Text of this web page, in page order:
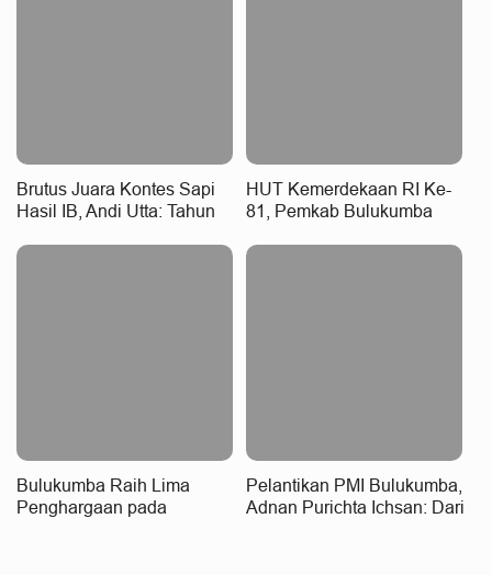
Brutus Juara Kontes Sapi
Hasil IB, Andi Utta: Tahun
Lebih Besar
HUT Kemerdekaan RI Ke-
81, Pemkab Bulukumba
Tradisional hingga Olahraga
Bulukumba Raih Lima
Penghargaan pada
Pelantikan PMI Bulukumba,
Adnan Purichta Ichsan: Dari